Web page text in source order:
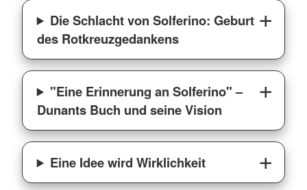
Die Schlacht von Solferino: Geburt
des Rotkreuzgedankens
"Eine Erinnerung an Solferino" –
Dunants Buch und seine Vision
Eine Idee wird Wirklichkeit